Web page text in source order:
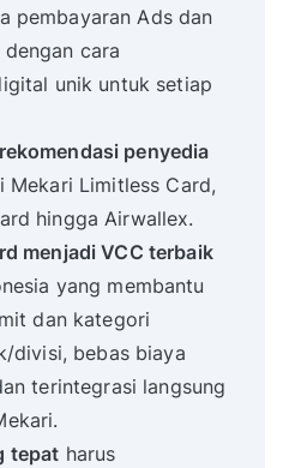
pembayaran Ads dan
cara
unik untuk setiap
penyedia
Mekari Limitless Card,
hingga Airwallex.
menjadi VCC terbaik
yang membantu
dan kategori
divisi, bebas biaya
terintegrasi langsung
tepat harus